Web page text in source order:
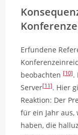
Erfundene
beobachten[10].
Server[11]. Hier
Reaktion: Der
für ein Jahr
haben, die